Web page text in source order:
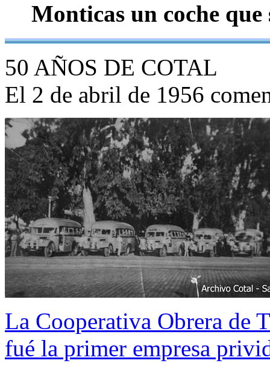
Monticas un coche
50 AÑOS DE COTAL
El 2 de abril de 1956
La Cooperativa Obrera de
fué la primer empresa